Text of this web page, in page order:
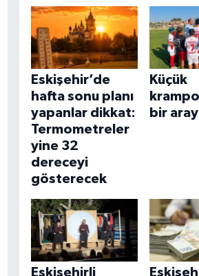
Eskişehir’de
hafta sonu planı
yapanlar dikkat:
Termometreler
yine 32
dereceyi
gösterecek
Küçük
bir
Eskişehirli